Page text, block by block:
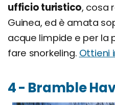
ufficio turistico, cosa
Guinea, ed è amata
acque limpide e per la
fare snorkeling. Ottieni
4 - Bramble